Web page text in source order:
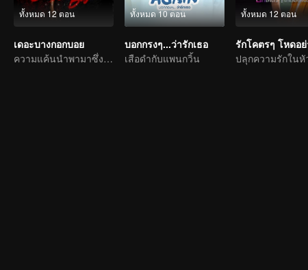
ทั้งหมด 12 ตอน
เดอะบางกอกบอย
ความแค้นนำพามาซึ่งความรัก
ทั้งหมด 10 ตอน
บอกกรงๆ...ว่ารักเธอ
เสือดำกับแพนกวิ้น
ทั้งหมด 12 ตอน